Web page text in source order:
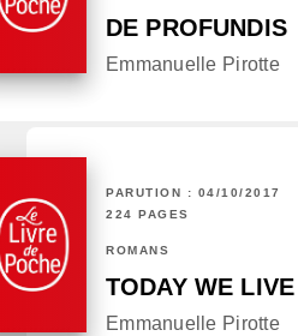
DE PROFUNDIS
Emmanuelle Pirotte
PARUTION : 04/10/2017
224 PAGES
ROMANS
TODAY WE LIVE
Emmanuelle Pirotte